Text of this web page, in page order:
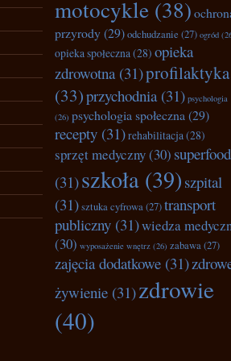
motocykle (38)
przyrody(29)odchudzanie (27) ogród
opieka społeczna(28) opieka
zdrowotna(31)profilaktyka
(33)przychodnia(31) psychologia
(26) psychologia społeczna (29)
recepty (31)rehabilitacja(28)
sprzęt medyczny(30)
(31)szkoła (39) szpital
(31)sztuka cyfrowa(27)transport
publiczny (31)wiedza
(30) wyposażenie wnętrz (26) zabawa(27)
zajęcia dodatkowe (31)
żywienie (31)zdrowie
(40)